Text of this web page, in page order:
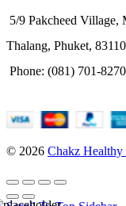
5/9 Pakcheed
Thalang, Phuket,
Phone: (081) 701-8270
© 2026 Chakz